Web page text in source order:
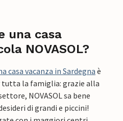
una casa
NOVASOL?
casa vacanza in Sardegna è
la famiglia: grazie alla
NOVASOL sa bene
di grandi e piccini!